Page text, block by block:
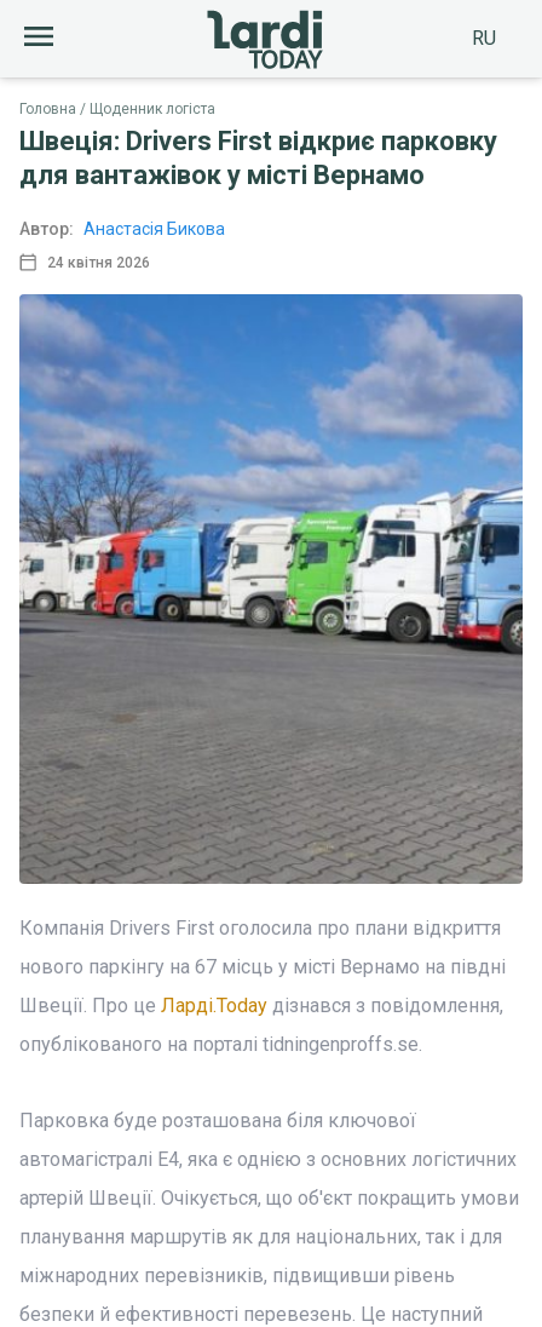
RU
Головна Щоденник логіста
Швеція: Drivers First відкриє парковку
для вантажівок у місті Вернамо
24 квітня 2026
Автор: Анастасія Бикова
Компанія Drivers First оголосила про плани відкриття
нового паркінгу на 67 місць у місті Вернамо на півдні
Швеції. Про це Ларді.Today дізнався з повідомлення,
опублікованого на порталі tidningenproffs.se.
Парковка буде розташована біля ключової
автомагістралі E4, яка є однією з основних логістичних
артерій Швеції. Очікується, що об'єкт покращить умови
планування маршрутів як для національних, так і для
міжнародних перевізників, підвищивши рівень
безпеки й ефективності перевезень. Це наступний